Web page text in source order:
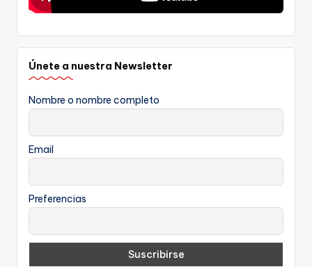
Únete a nuestra Newsletter
Nombre o nombre completo
Email
Preferencias